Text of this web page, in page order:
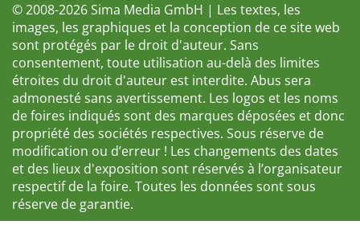
© 2008-2026 Sima Media GmbH | Les textes, les
images, les graphiques et la conception de ce site web
sont protégés par le droit d'auteur. Sans
consentement, toute utilisation au-delà des limites
étroites du droit d'auteur est interdite. Abus sera
admonesté sans avertissement. Les logos et les noms
de foires indiqués sont des marques déposées et donc
propriété des sociétés respectives. Sous réserve de
modification ou d’erreur ! Les changements des dates
et des lieux d'exposition sont réservés à l’organisateur
respectif de la foire. Toutes les données sont sous
réserve de garantie.